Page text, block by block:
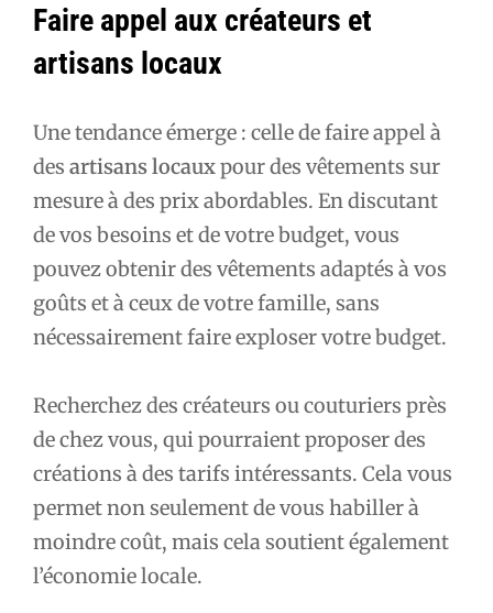
Faire appel aux créateurs et
artisans locaux
Une tendance émerge : celle de faire appel à
des artisans locauxpour des vêtements sur
mesure à des prix abordables. En discutant
de vos besoins et de votre budget, vous
pouvez obtenir des vêtements adaptés à vos
goûts et à ceux de votre famille, sans
nécessairement faire exploser votre budget.
Recherchez des créateurs ou couturiers près
de chez vous, qui pourraient proposer des
créations à des tarifs intéressants. Cela vous
permet non seulement de vous habiller à
moindre coût, mais cela soutient également
l’économie locale.